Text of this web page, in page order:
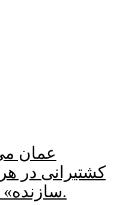
عمان
کشتیرانی در
سازنده» در حال پیشرفت است.